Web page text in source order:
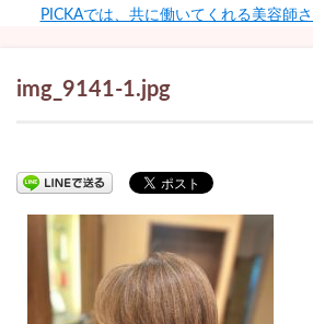
PICKAでは、共に働いてくれる美容師
img_9141-1.jpg